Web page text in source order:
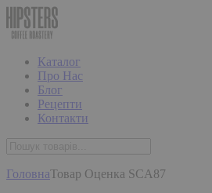
Каталог
Про Нас
Блог
Рецепти
Контакти
ГоловнаТовар Оценка SCA87